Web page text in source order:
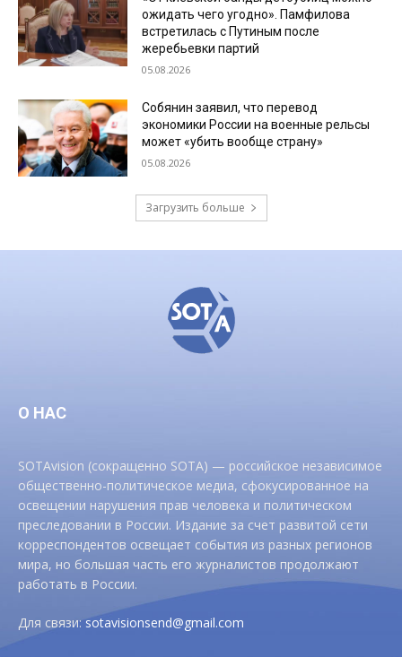
ожидать чего угодно». Памфилова
встретилась с Путиным после
жеребьевки партий
05.08.2026
Собянин заявил, что перевод
экономики России на военные рельсы
может «убить вообще страну»
05.08.2026
Загрузить больше
О НАС
SOTAvision (сокращенно SOTA) — российское независимое
общественно-политическое медиа, сфокусированное на
освещении нарушения прав человека и политическом
преследовании в России. Издание за счет развитой сети
корреспондентов освещает события из разных регионов
мира, но большая часть его журналистов продолжают
работать в России.
Для связи:sotavisionsend@gmail.com